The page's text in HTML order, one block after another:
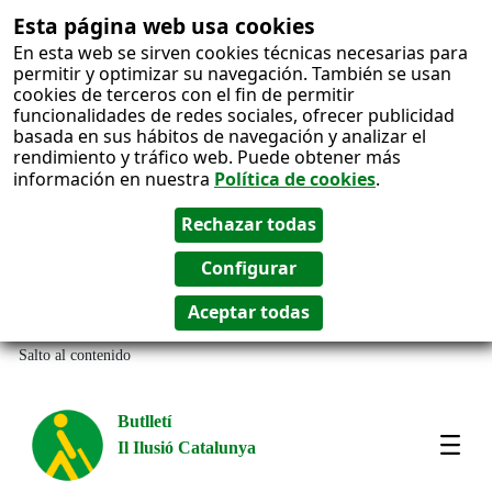
Esta página web usa cookies
En esta web se sirven cookies técnicas necesarias para
permitir y optimizar su navegación. También se usan
cookies de terceros con el fin de permitir
funcionalidades de redes sociales, ofrecer publicidad
basada en sus hábitos de navegación y analizar el
rendimiento y tráfico web. Puede obtener más
información en nuestra Política de cookies.
Salto al contenido
Butlletí
Il Ilusió Catalunya